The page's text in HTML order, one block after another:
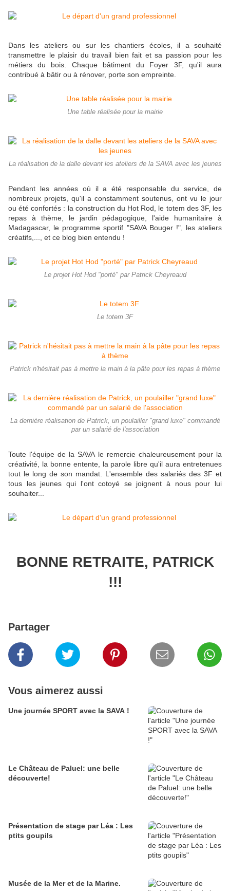
Dans les ateliers ou sur les chantiers écoles, il a souhaité
transmettre le plaisir du travail bien fait et sa passion pour les
métiers du bois. Chaque bâtiment du Foyer 3F, qu'il aura
contribué à bâtir ou à rénover, porte son empreinte.
Une table réalisée pour la mairie
La réalisation de la dalle devant les ateliers de la SAVA avec les jeunes
Pendant les années où il a été responsable du service, de
nombreux projets, qu'il a constamment soutenus, ont vu le jour
ou été confortés : la construction du Hot Rod, le totem des 3F, les
repas à thème, le jardin pédagogique, l'aide humanitaire à
Madagascar, le programme sportif "SAVA Bouger !", les ateliers
créatifs,..., et ce blog bien entendu !
Le projet Hot Hod "porté" par Patrick Cheyreaud
Le totem 3F
Patrick n'hésitait pas à mettre la main à la pâte pour les repas à thème
La dernière réalisation de Patrick, un poulailler "grand luxe" commandé
par un salarié de l'association
Toute l'équipe de la SAVA le remercie chaleureusement pour la
créativité, la bonne entente, la parole libre qu'il aura entretenues
tout le long de son mandat. L'ensemble des salariés des 3F et
tous les jeunes qui l'ont cotoyé se joignent à nous pour lui
souhaiter...
BONNE RETRAITE, PATRICK
!!!
Partager
Vous aimerez aussi
Une journée SPORT avec la SAVA !
Le Château de Paluel: une belle
découverte!
Présentation de stage par Léa : Les
ptits goupils
Musée de la Mer et de la Marine.